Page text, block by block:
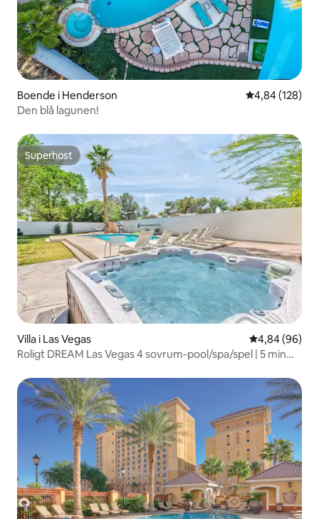
Boende i Henderson 4,84 av 5 i
4,84 (128)
Den blå lagunen!
Superhost
Superhost
Villa i Las Vegas 4,84 av 5 i
4,84 (96)
Roligt DREAM Las Vegas 4 sovrum-pool/spa/spel | 5 min